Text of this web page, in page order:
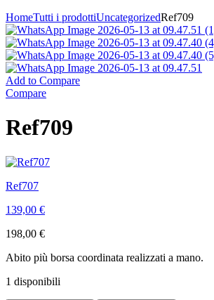
HomeTutti i prodottiUncategorizedRef709
Add to Compare
Compare
Ref709
Ref707
139,00 €
198,00 €
Abito più borsa coordinata realizzati a mano.
1 disponibili